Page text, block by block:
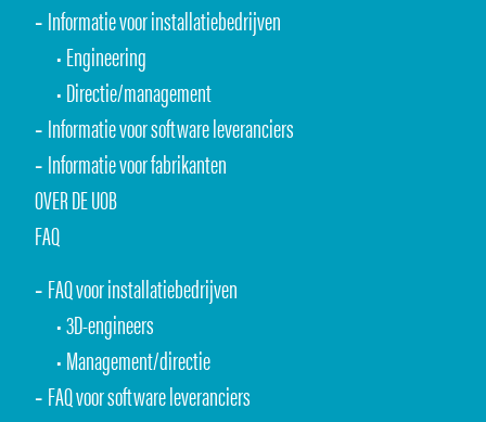
Informatie voor installatiebedrijven
Engineering
Directie/management
Informatie voor software leveranciers
Informatie voor fabrikanten
OVER DE UOB
FAQ
FAQ voor installatiebedrijven
3D-engineers
Management/directie
FAQ voor software leveranciers